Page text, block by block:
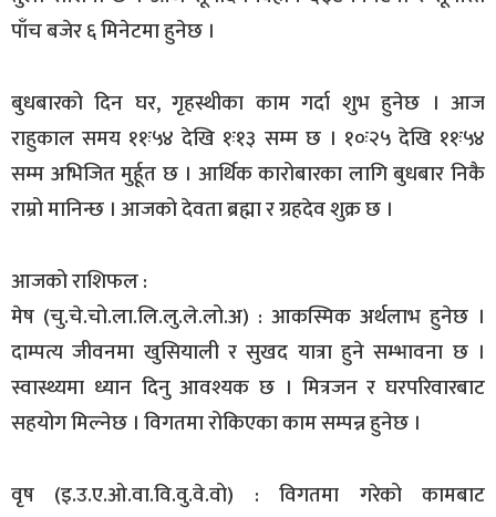
पाँच बजेर ६ मिनेटमा हुनेछ ।
बुधबारको दिन घर, गृहस्थीका काम गर्दा शुभ हुनेछ । आज
राहुकाल समय ११ः५४ देखि १ः१३ सम्म छ । १०ः२५ देखि ११ः५४
सम्म अभिजित मुर्हूत छ । आर्थिक कारोबारका लागि बुधबार निकै
राम्रो मानिन्छ । आजको देवता ब्रह्मा र ग्रहदेव शुक्र छ ।
आजको राशिफल :
मेष (चु.चे.चो.ला.लि.लु.ले.लो.अ) : आकस्मिक अर्थलाभ हुनेछ ।
दाम्पत्य जीवनमा खुसियाली र सुखद यात्रा हुने सम्भावना छ ।
स्वास्थ्यमा ध्यान दिनु आवश्यक छ । मित्रजन र घरपरिवारबाट
सहयोग मिल्नेछ । विगतमा रोकिएका काम सम्पन्न हुनेछ ।
वृष (इ.उ.ए.ओ.वा.वि.वु.वे.वो) : विगतमा गरेको कामबाट